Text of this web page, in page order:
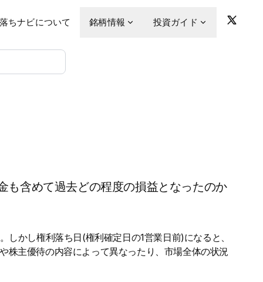
ちナビについて 銘柄情報 投資ガイド
も含めて過去どの程度の損益となったのか
かし権利落ち日(権利確定日の1営業日前)になると、
株主優待の内容によって異なったり、市場全体の状況